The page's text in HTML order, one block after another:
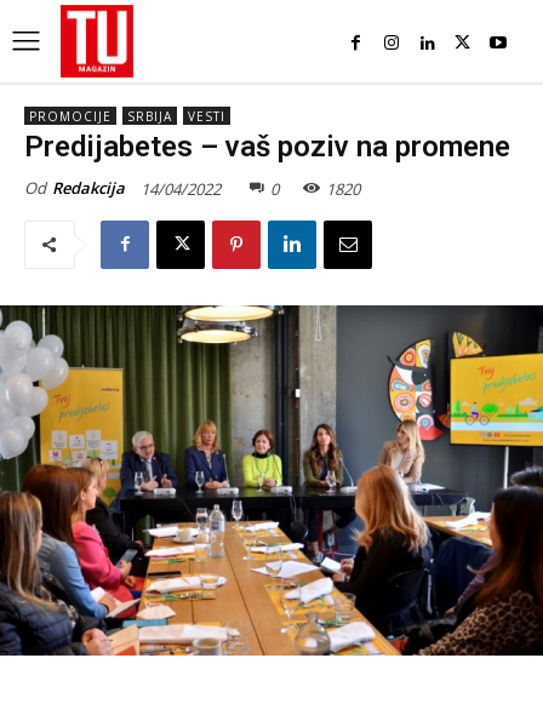
PROMOCIJE SRBIJA VESTI
Predijabetes – vaš poziv na promene
Od Redakcija 14/04/2022 0 1820